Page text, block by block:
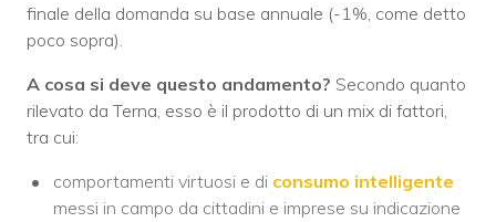
finale della domanda su base annuale (-1%, come detto
poco sopra).
A cosa si deve questo andamento? Secondo quanto
rilevato da Terna, esso è il prodotto di un mix di fattori,
tra cui:
comportamenti virtuosi e di consumo intelligente
messi in campo da cittadini e imprese su indicazione